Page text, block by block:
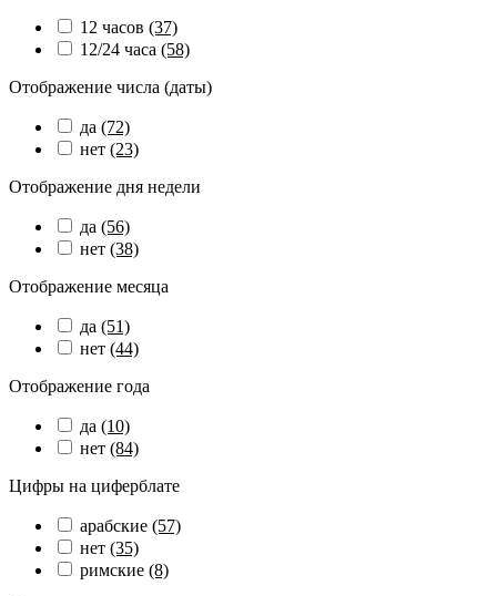
12 часов (37)
12/24 часа (58)
Отображение числа (даты)
да (72)
нет (23)
Отображение дня недели
да (56)
нет (38)
Отображение месяца
да (51)
нет (44)
Отображение года
да (10)
нет (84)
Цифры на циферблате
арабские (57)
нет (35)
римские (8)